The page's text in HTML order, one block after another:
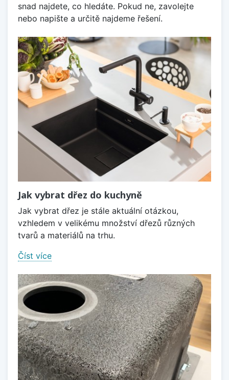
snad najdete, co hledáte. Pokud ne, zavolejte
nebo napište a určitě najdeme řešení.
Jak vybrat dřez do kuchyně
Jak vybrat dřez je stále aktuální otázkou,
vzhledem v velikému množství dřezů různých
tvarů a materiálů na trhu.
Číst více